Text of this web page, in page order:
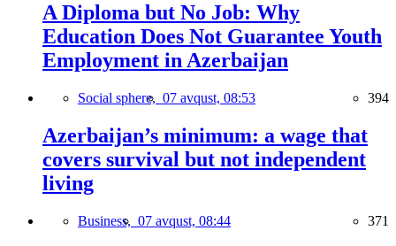
A Diploma but No Job: Why
Education Does Not Guarantee Youth
Employment in Azerbaijan
Social sphere, 07 avqust, 08:53 394
Azerbaijan’s minimum: a wage that
covers survival but not independent
living
Business, 07 avqust, 08:44 371